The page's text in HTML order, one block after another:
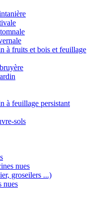
à fruits et bois et feuillage
à feuillage persistant
sols
nues
groseilers ...)
nues